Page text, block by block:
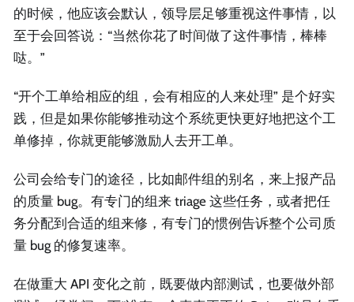
的时候，他应该会默认，领导层足够重视这件事情，以
至于会回答说：“当然你花了时间做了这件事情，棒棒
哒。”
“开个工单给相应的组，会有相应的人来处理” 是个好实
践，但是如果你能够推动这个系统更快更好地把这个工
单修掉，你就更能够激励人去开工单。
公司会给专门的途径，比如邮件组的别名，来上报产品
的质量 bug。有专门的组来 triage 这些任务，或者把任
务分配到合适的组来修，有专门的惯例告诉整个公司质
量 bug 的修复速率。
在做重大 API 变化之前，既要做内部测试，也要做外部